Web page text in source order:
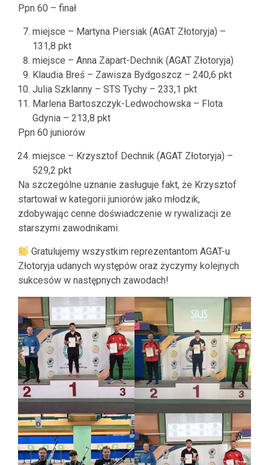
Ppn 60 – finał
miejsce – Martyna Piersiak (AGAT Złotoryja) –
131,8 pkt
miejsce – Anna Zapart-Dechnik (AGAT Złotoryja)
Klaudia Breś – Zawisza Bydgoszcz – 240,6 pkt
Julia Szklanny – STS Tychy – 233,1 pkt
Marlena Bartoszczyk-Ledwochowska – Flota
Gdynia – 213,8 pkt
Ppn 60 juniorów
miejsce – Krzysztof Dechnik (AGAT Złotoryja) –
529,2 pkt
Na szczególne uznanie zasługuje fakt, że Krzysztof
startował w kategorii juniorów jako młodzik,
zdobywając cenne doświadczenie w rywalizacji ze
starszymi zawodnikami.
Gratulujemy wszystkim reprezentantom AGAT-u
Złotoryja udanych występów oraz życzymy kolejnych
sukcesów w następnych zawodach!